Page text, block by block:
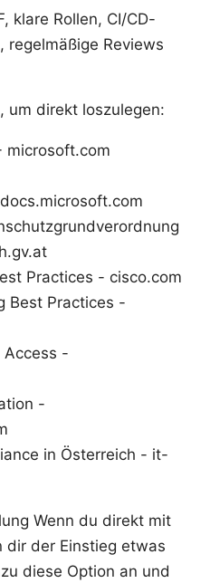
klare Rollen, CI/CD-
regelmäßige Reviews
um direkt loszulegen:
microsoft.com
Practices - cisco.com
Best Practices -
Access -
-
in Österreich - it-
Wenn du direkt mit
dir der Einstieg etwas
diese Option an und